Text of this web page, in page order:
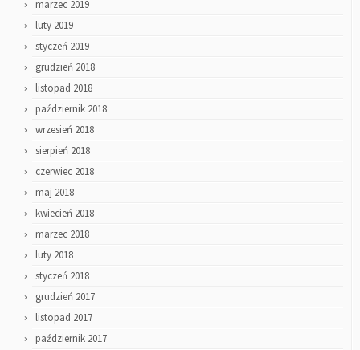
marzec 2019
luty 2019
styczeń 2019
grudzień 2018
listopad 2018
październik 2018
wrzesień 2018
sierpień 2018
czerwiec 2018
maj 2018
kwiecień 2018
marzec 2018
luty 2018
styczeń 2018
grudzień 2017
listopad 2017
październik 2017